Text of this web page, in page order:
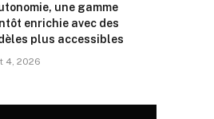
une gamme
enrichie avec des
plus accessibles
4, 2026